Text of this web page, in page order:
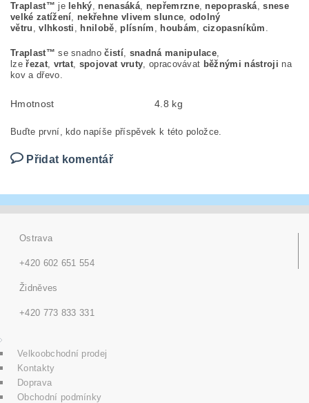
Traplast™ je lehký, nenasáká, nepřemrzne, nepopraská,snese
velké zatížení, nekřehne vlivem slunce, odolný
větru ,vlhkosti , hnilobě, plísním , houbám, cizopasníkům .
Traplast™ se snadnočistí, snadná manipulace,
lze řezat, vrtat, spojovat vruty, opracovávat běžnými nástroji na
kov a dřevo.
Hmotnost 4.8 kg
Buďte první, kdo napíše příspěvek k této položce.
Přidat komentář
Ostrava
+420 602 651 554
Židněves
+420 773 833 331
Velkoobchodní prodej
Kontakty
Doprava
Obchodní podmínky